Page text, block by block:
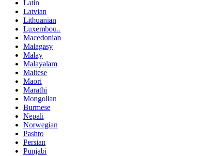
Latin
Latvian
Lithuanian
Luxembou..
Macedonian
Malagasy
Malay
Malayalam
Maltese
Maori
Marathi
Mongolian
Burmese
Nepali
Norwegian
Pashto
Persian
Punjabi